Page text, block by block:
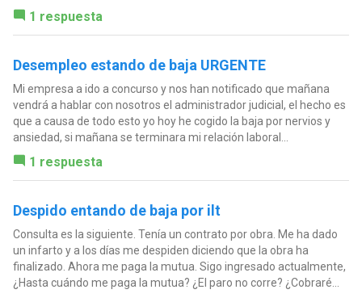
1 respuesta
Desempleo estando de baja URGENTE
Mi empresa a ido a concurso y nos han notificado que mañana
vendrá a hablar con nosotros el administrador judicial, el hecho es
que a causa de todo esto yo hoy he cogido la baja por nervios y
ansiedad, si mañana se terminara mi relación laboral...
1 respuesta
Despido entando de baja por ilt
Consulta es la siguiente. Tenía un contrato por obra. Me ha dado
un infarto y a los días me despiden diciendo que la obra ha
finalizado. Ahora me paga la mutua. Sigo ingresado actualmente,
¿Hasta cuándo me paga la mutua? ¿El paro no corre? ¿Cobraré...